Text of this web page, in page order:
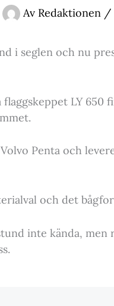
Av Redaktionen /
i seglen och nu
LY 650
Penta och
och det
inte kända, men